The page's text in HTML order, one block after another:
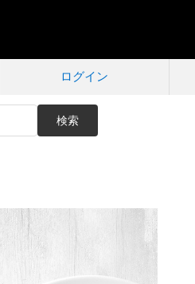
ログイン
検索